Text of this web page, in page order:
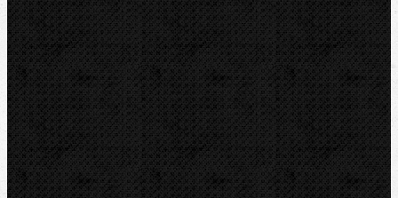
Stupňovité a kuželové vrtáky
Vrtání do skla a keramiky
Elektomontážní nářadí
Lokalizace a trasování
Značky